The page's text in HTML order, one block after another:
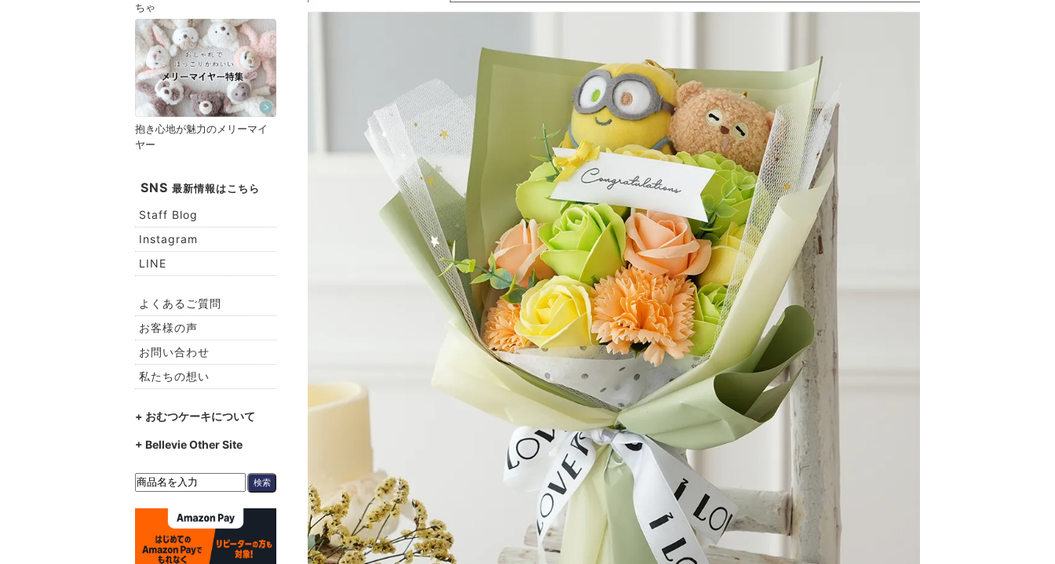
ちゃ
抱き心地が魅力のメリーマイ
ヤー
SNS 最新情報はこちら
Staff Blog
Instagram
LINE
よくあるご質問
お客様の声
お問い合わせ
私たちの想い
+ おむつケーキについて
+ Bellevie Other Site